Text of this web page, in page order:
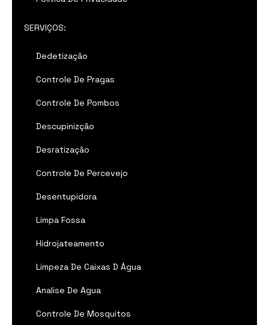
SERVIÇOS:
Dedetização
Controle De Pragas
Controle De Pombos
Descupinizção
Desratização
Controle De Percevejo
Desentupidora
Limpa Fossa
Hidrojateamento
Limpeza De Caixas D Água
Analise De Agua
Controle De Mosquitos